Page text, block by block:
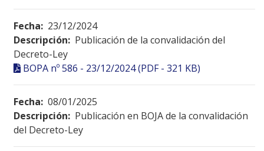
Fecha: 23/12/2024
Descripción: Publicación de la convalidación del
Decreto-Ley
BOPA nº 586 - 23/12/2024 (PDF - 321 KB)
Fecha: 08/01/2025
Descripción: Publicación en BOJA de la convalidación
del Decreto-Ley